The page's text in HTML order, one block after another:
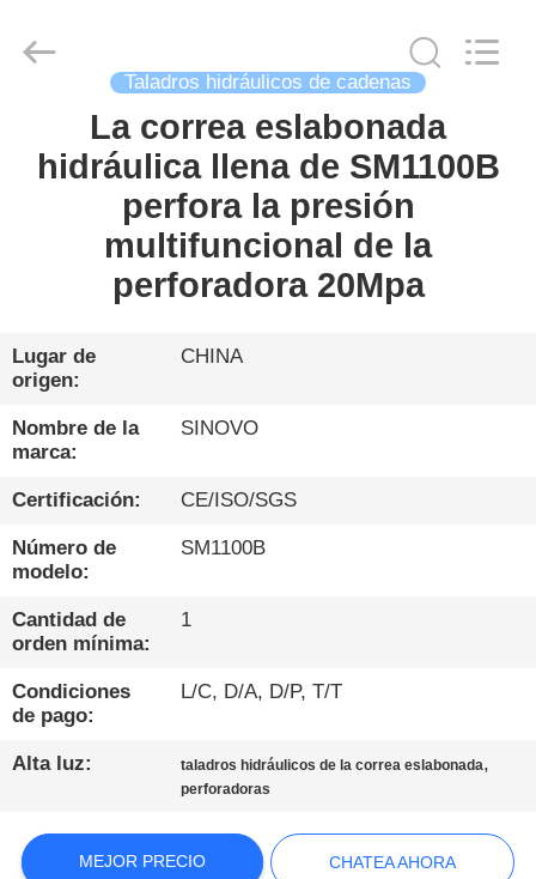
HOGAR
PRODUCTOS
SOBRE
NOSOTROS
VIAJE
DE
LA
FÁBRICA
CONTROL
DE
CALIDAD
ÉNTRENOS
Sinovo
Heavy
Taladros hidráulicos de cadenas
La correa eslabonada
hidráulica llena de SM1100B
perfora la presión
multifuncional de la
perforadora 20Mpa
Lugar de
origen:
CHINA
Nombre de la
marca:
SINOVO
Certificación: CE/ISO/SGS
Número de
modelo:
SM1100B
Cantidad de
orden mínima:
1
Condiciones
de pago:
L/C, D/A, D/P, T/T
Alta luz: taladros hidráulicos de la correa eslabonada,
perforadoras
MEJOR PRECIO CHATEA AHORA